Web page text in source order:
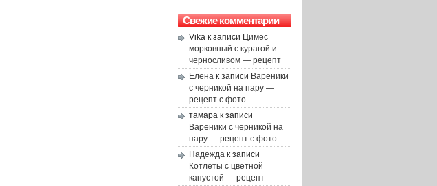
Свежие комментарии
Vika к записи Цимес
морковный с курагой и
черносливом — рецепт
Елена к записи Вареники
с черникой на пару —
рецепт с фото
тамара к записи
Вареники с черникой на
пару — рецепт с фото
Надежда к записи
Котлеты с цветной
капустой — рецепт